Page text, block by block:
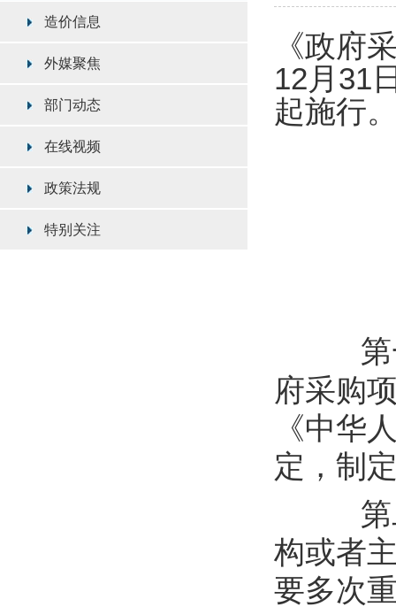
造价信息
外媒聚焦
部门动态
在线视频
政策法规
特别关注
《政府
12月31
起施行
府采购
《中华
定 ，制
构或者
要多次